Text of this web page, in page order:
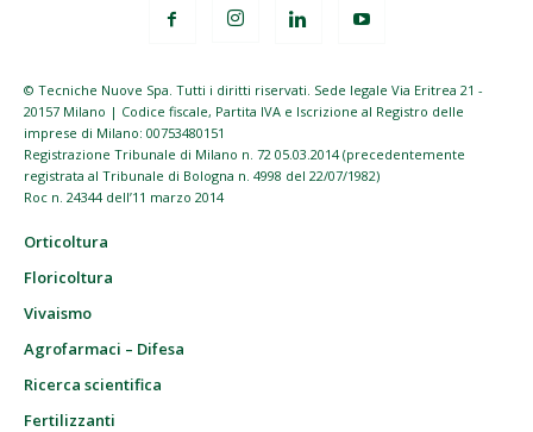
© Tecniche Nuove Spa. Tutti i diritti riservati. Sede legale Via Eritrea 21 -
20157 Milano | Codice fiscale, Partita IVA e Iscrizione al Registro delle
imprese di Milano: 00753480151
Registrazione Tribunale di Milano n. 72 05.03.2014 (precedentemente
registrata al Tribunale di Bologna n. 4998 del 22/07/1982)
Roc n. 24344 dell’11 marzo 2014
Orticoltura
Floricoltura
Vivaismo
Agrofarmaci – Difesa
Ricerca scientifica
Fertilizzanti